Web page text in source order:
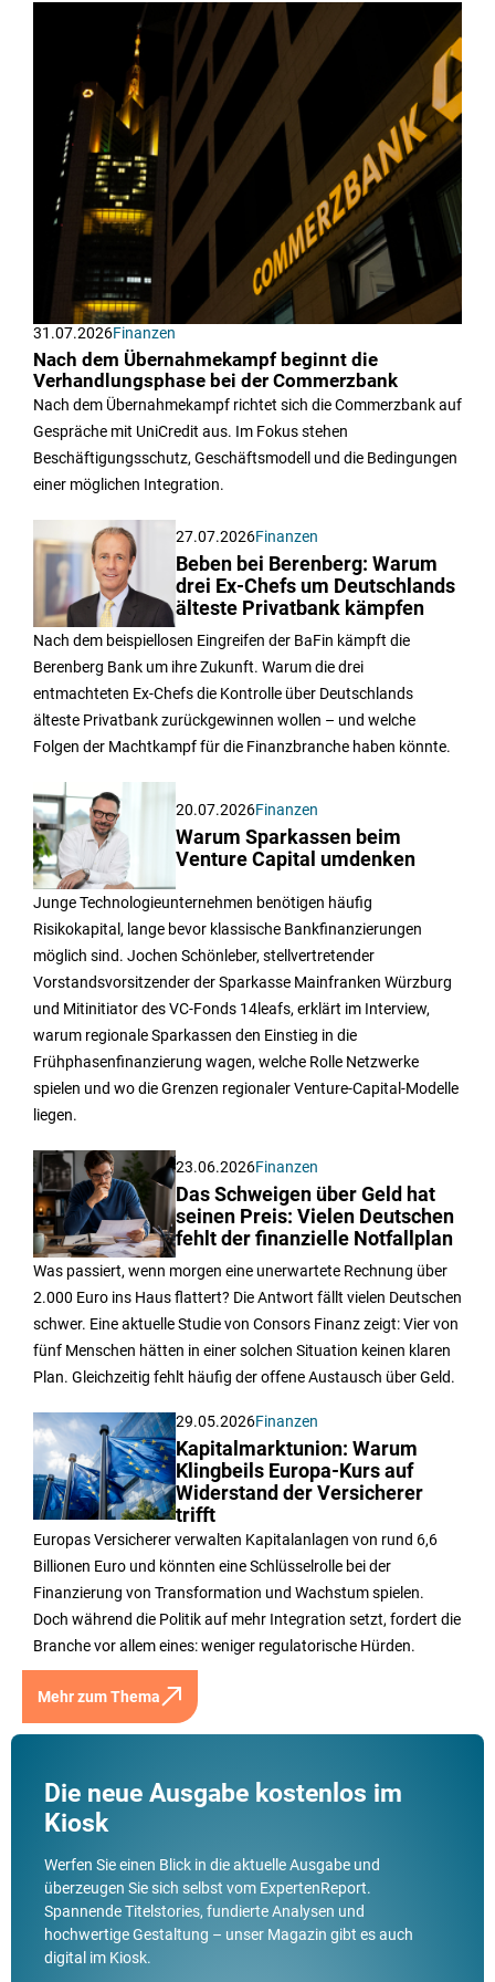
31.07.2026Finanzen
Nach dem Übernahmekampf beginnt die
Verhandlungsphase bei der Commerzbank
Nach dem Übernahmekampf richtet sich die Commerzbank auf
Gespräche mit UniCredit aus. Im Fokus stehen
Beschäftigungsschutz, Geschäftsmodell und die Bedingungen
einer möglichen Integration.
27.07.2026Finanzen
Beben bei Berenberg: Warum
drei Ex-Chefs um Deutschlands
älteste Privatbank kämpfen
Nach dem beispiellosen Eingreifen der BaFin kämpft die
Berenberg Bank um ihre Zukunft. Warum die drei
entmachteten Ex-Chefs die Kontrolle über Deutschlands
älteste Privatbank zurückgewinnen wollen – und welche
Folgen der Machtkampf für die Finanzbranche haben könnte.
20.07.2026Finanzen
Warum Sparkassen beim
Venture Capital umdenken
Junge Technologieunternehmen benötigen häufig
Risikokapital, lange bevor klassische Bankfinanzierungen
möglich sind. Jochen Schönleber, stellvertretender
Vorstandsvorsitzender der Sparkasse Mainfranken Würzburg
und Mitinitiator des VC-Fonds 14leafs, erklärt im Interview,
warum regionale Sparkassen den Einstieg in die
Frühphasenfinanzierung wagen, welche Rolle Netzwerke
spielen und wo die Grenzen regionaler Venture-Capital-Modelle
liegen.
23.06.2026Finanzen
Das Schweigen über Geld hat
seinen Preis: Vielen Deutschen
fehlt der finanzielle Notfallplan
Was passiert, wenn morgen eine unerwartete Rechnung über
2.000 Euro ins Haus flattert? Die Antwort fällt vielen Deutschen
schwer. Eine aktuelle Studie von Consors Finanz zeigt: Vier von
fünf Menschen hätten in einer solchen Situation keinen klaren
Plan. Gleichzeitig fehlt häufig der offene Austausch über Geld.
29.05.2026Finanzen
Kapitalmarktunion: Warum
Klingbeils Europa-Kurs auf
Widerstand der Versicherer
trifft
Europas Versicherer verwalten Kapitalanlagen von rund 6,6
Billionen Euro und könnten eine Schlüsselrolle bei der
Finanzierung von Transformation und Wachstum spielen.
Doch während die Politik auf mehr Integration setzt, fordert die
Branche vor allem eines: weniger regulatorische Hürden.
Mehr zum Thema
Die neue Ausgabe kostenlos im
Kiosk
Werfen Sie einen Blick in die aktuelle Ausgabe und
überzeugen Sie sich selbst vom ExpertenReport.
Spannende Titelstories, fundierte Analysen und
hochwertige Gestaltung – unser Magazin gibt es auch
digital im Kiosk.